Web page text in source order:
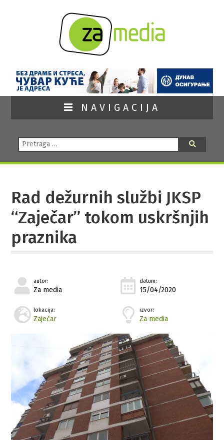
NAVIGACIJA
Pretraga:
Rad dežurnih službi JKSP
“Zaječar” tokom uskršnjih
praznika
autor:
Za media
datum:
15/04/2020
lokacija:
Zaječar
izvor:
Za media